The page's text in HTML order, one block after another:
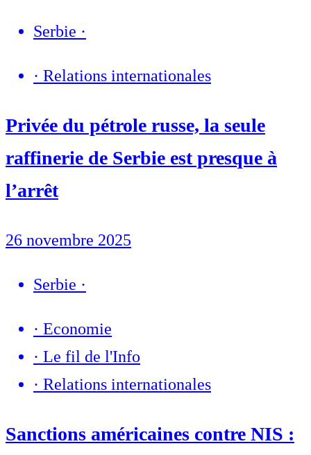
Serbie ·
· Relations internationales
Privée du pétrole russe, la seule
raffinerie de Serbie est presque à
l’arrêt
26 novembre 2025
Serbie ·
· Economie
· Le fil de l'Info
· Relations internationales
Sanctions américaines contre NIS :